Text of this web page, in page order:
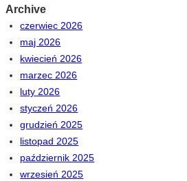
Archive
czerwiec 2026
maj 2026
kwiecień 2026
marzec 2026
luty 2026
styczeń 2026
grudzień 2025
listopad 2025
październik 2025
wrzesień 2025